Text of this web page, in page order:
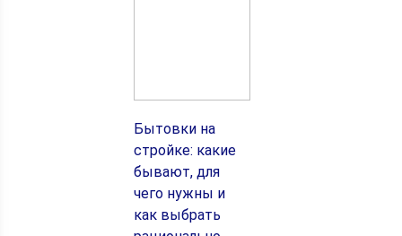
Бытовки на
стройке: какие
бывают, для
чего нужны и
как выбрать